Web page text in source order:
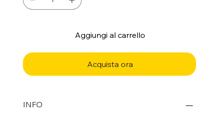
Aggiungi al carrello
Acquista ora
INFO